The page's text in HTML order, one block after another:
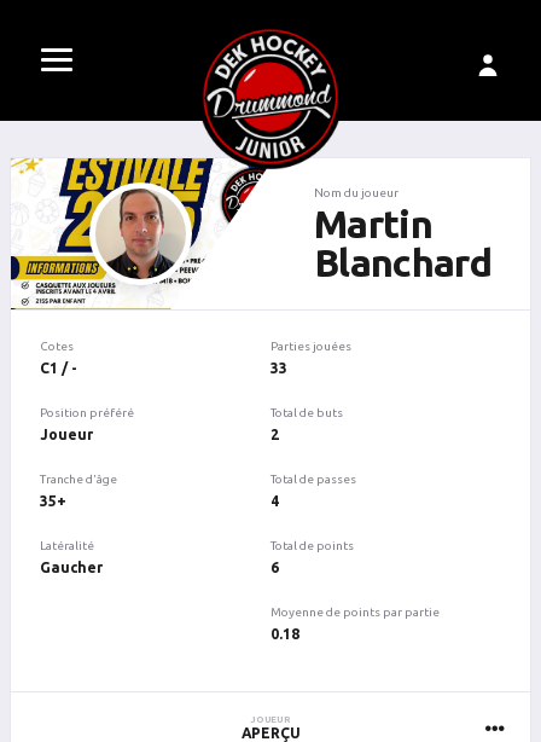
Nom du joueur
Martin
Blanchard
Cotes
C1 / -
Position préféré
Joueur
Tranche d'âge
35+
Latéralité
Gaucher
Parties jouées
33
Total de buts
2
Total de passes
4
Total de points
6
Moyenne de points par partie
0.18
JOUEUR
APERÇU